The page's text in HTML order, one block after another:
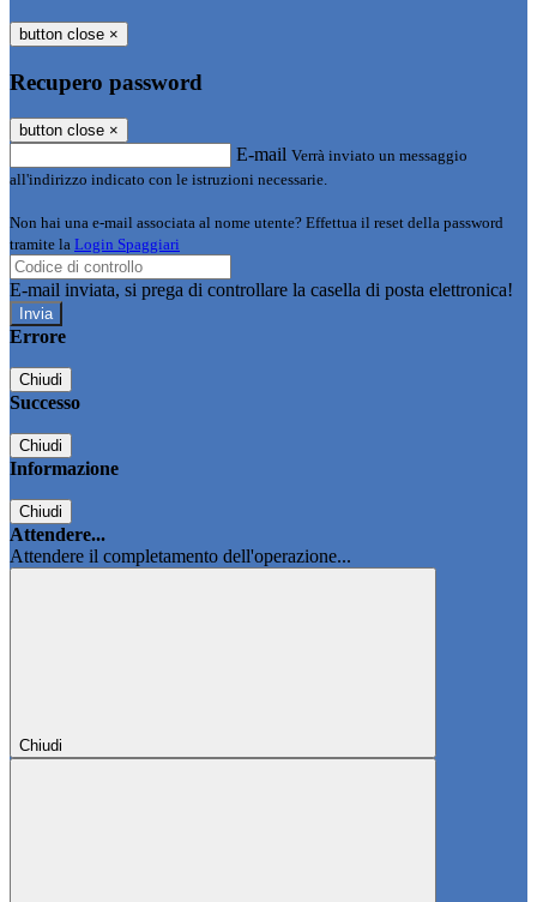
button close ×
Recupero password
button close ×
E-mail Verrà inviato un messaggio
all'indirizzo indicato con le istruzioni necessarie.
Non hai una e-mail associata al nome utente? Effettua il reset della password
tramite la Login Spaggiari
E-mail inviata, si prega di controllare la casella di posta elettronica!
Errore
Chiudi
Successo
Chiudi
Informazione
Chiudi
Attendere...
Attendere il completamento dell'operazione...
Chiudi